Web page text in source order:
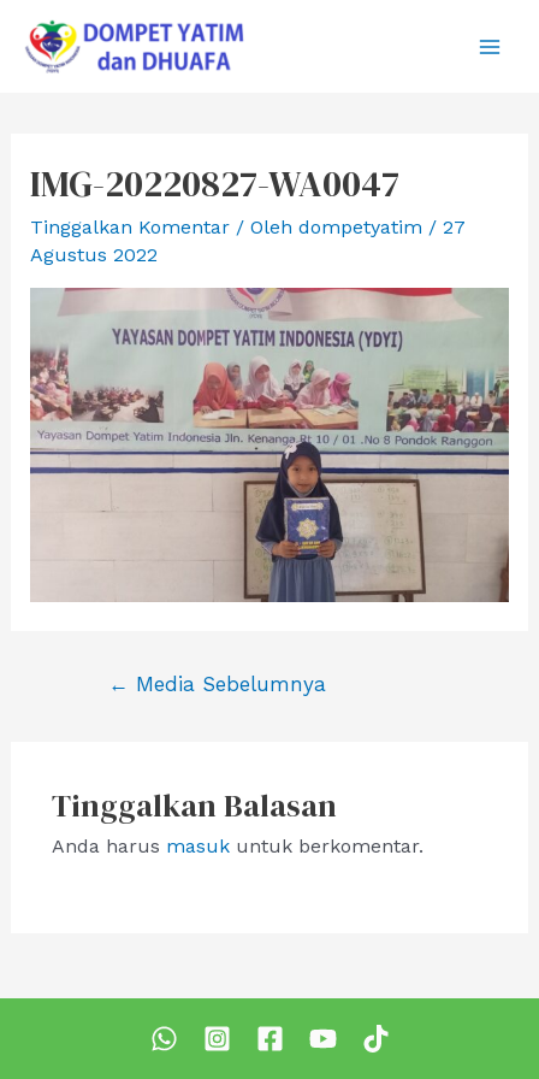
konten
IMG-20220827-WA0047
Tinggalkan Komentar / Oleh dompetyatim / 27
Agustus 2022
Navigasi
← Media Sebelumnya
Tinggalkan Balasan
Anda harus masukuntuk berkomentar.